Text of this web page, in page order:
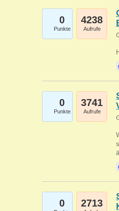
0
Punkte
4238
Aufrufe
0
Punkte
3741
Aufrufe
0 2713